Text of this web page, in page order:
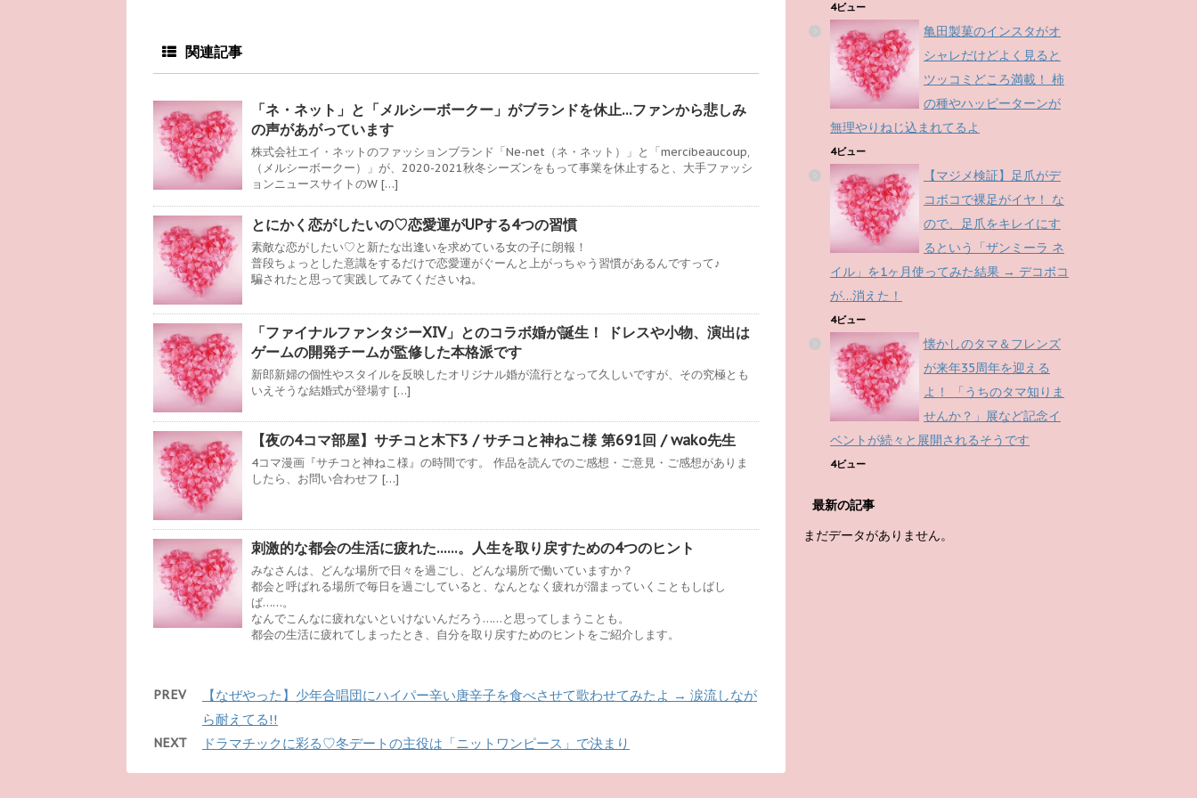
関連記事
「ネ・ネット」と「メルシーボークー」がブランドを休止…ファンから悲しみ
の声があがっています
株式会社エイ・ネットのファッションブランド「Ne-net（ネ・ネット）」と「mercibeaucoup,
（メルシーボークー）」が、2020-2021秋冬シーズンをもって事業を休止すると、大手ファッシ
ョンニュースサイトのW […]
とにかく恋がしたいの♡恋愛運がUPする4つの習慣
素敵な恋がしたい♡と新たな出逢いを求めている女の子に朗報！
普段ちょっとした意識をするだけで恋愛運がぐーんと上がっちゃう習慣があるんですって♪
騙されたと思って実践してみてくださいね。
「ファイナルファンタジーXIV」とのコラボ婚が誕生！ ドレスや小物、演出は
ゲームの開発チームが監修した本格派です
新郎新婦の個性やスタイルを反映したオリジナル婚が流行となって久しいですが、その究極とも
いえそうな結婚式が登場す […]
【夜の4コマ部屋】サチコと木下3 / サチコと神ねこ様 第691回 / wako先生
4コマ漫画『サチコと神ねこ様』の時間です。 作品を読んでのご感想・ご意見・ご感想がありま
したら、お問い合わせフ […]
刺激的な都会の生活に疲れた……。人生を取り戻すための4つのヒント
みなさんは、どんな場所で日々を過ごし、どんな場所で働いていますか？
都会と呼ばれる場所で毎日を過ごしていると、なんとなく疲れが溜まっていくこともしばし
ば……。
なんでこんなに疲れないといけないんだろう……と思ってしまうことも。
都会の生活に疲れてしまったとき、自分を取り戻すためのヒントをご紹介します。
PREV
【なぜやった】少年合唱団にハイパー辛い唐辛子を食べさせて歌わせてみたよ → 涙流しなが
ら耐えてる!!
NEXT ドラマチックに彩る♡冬デートの主役は「ニットワンピース」で決まり
4ビュー
亀田製菓のインスタがオ
シャレだけどよく見ると
ツッコミどころ満載！ 柿
の種やハッピーターンが
無理やりねじ込まれてるよ
4ビュー
【マジメ検証】足爪がデ
コボコで裸足がイヤ！ な
ので、足爪をキレイにす
るという「ザンミーラ ネ
イル」を1ヶ月使ってみた結果 → デコボコ
が…消えた！
4ビュー
懐かしのタマ＆フレンズ
が来年35周年を迎える
よ！ 「うちのタマ知りま
せんか？」展など記念イ
ベントが続々と展開されるそうです
4ビュー
最新の記事
まだデータがありません。